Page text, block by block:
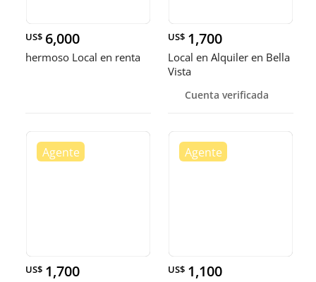
US$ 6,000
hermoso Local en renta
US$ 1,700
Local en Alquiler en Bella
Vista
Cuenta verificada
US$ 1,700 US$ 1,100